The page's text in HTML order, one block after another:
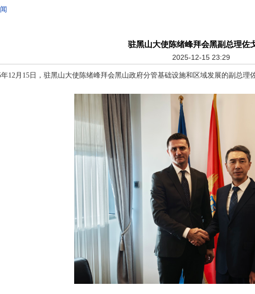
驻黑山大使陈绪峰拜会黑副总理佐
2025-12-15 23:29
年12月15日，驻黑山大使陈绪峰拜会黑山政府分管基础设施和区域发展的副总理